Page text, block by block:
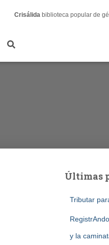
Crisálida biblioteca popular de
Últimas
Tributar
y la